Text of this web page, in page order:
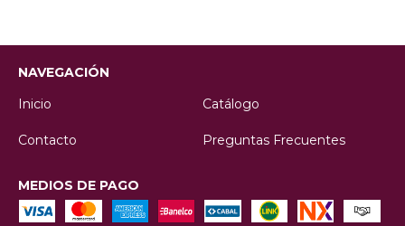
NAVEGACIÓN
Inicio
Catálogo
Contacto Preguntas Frecuentes
MEDIOS DE PAGO